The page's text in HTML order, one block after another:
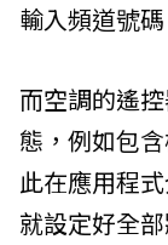
輸入頻道號碼
而空調的遙
態，例如包
此在應用程
就設定好全